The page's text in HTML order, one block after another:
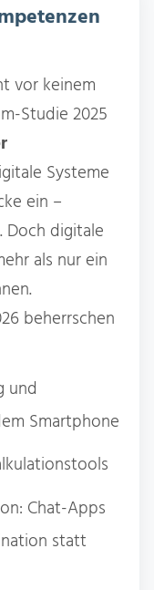
vor keinem
Studie 2025
Systeme
ein –
Doch digitale
als nur ein
beherrschen
und
Smartphone
Chat-Apps
statt